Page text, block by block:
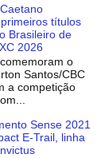
títulos
Brasileiro de
2026
o
Santos/CBC
a competição
Sense 2021
E-Trail, linha